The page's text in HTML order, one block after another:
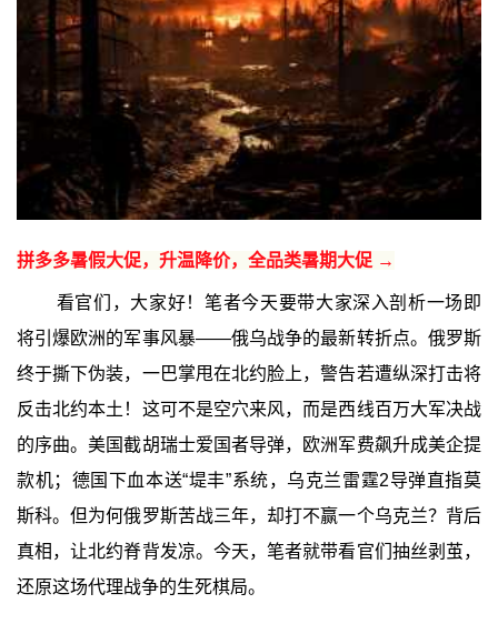
拼多多暑假大促，升温降价，全品类暑期大促 →
看官们，大家好！笔者今天要带大家深入剖析一场即
将引爆欧洲的军事风暴——俄乌战争的最新转折点。俄罗斯
终于撕下伪装，一巴掌甩在北约脸上，警告若遭纵深打击将
反击北约本土！这可不是空穴来风，而是西线百万大军决战
的序曲。美国截胡瑞士爱国者导弹，欧洲军费飙升成美企提
款机；德国下血本送“堤丰”系统，乌克兰雷霆2导弹直指莫
斯科。但为何俄罗斯苦战三年，却打不赢一个乌克兰？背后
真相，让北约脊背发凉。今天，笔者就带看官们抽丝剥茧，
还原这场代理战争的生死棋局。